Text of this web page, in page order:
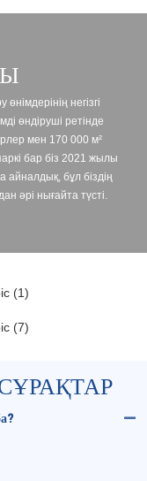
негізгі
өндіруші ретінде
мен 170 000 м²
бар біз 2021 жылы
айналдық, бұл біздің
әрі нығайта түсті.